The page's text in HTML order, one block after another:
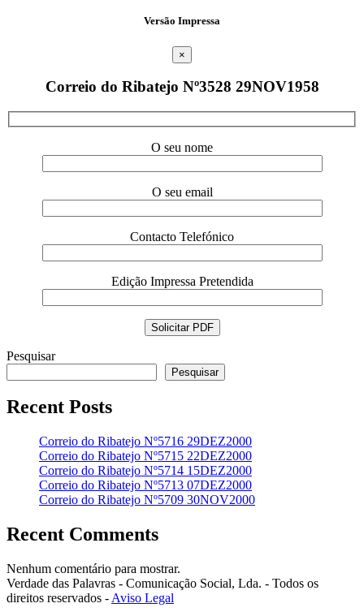
Versão Impressa
×
Correio do Ribatejo Nº3528 29NOV1958
O seu nome
O seu email
Contacto Telefónico
Edição Impressa Pretendida
Pesquisar
Pesquisar
Recent Posts
Correio do Ribatejo Nº5716 29DEZ2000
Correio do Ribatejo Nº5715 22DEZ2000
Correio do Ribatejo Nº5714 15DEZ2000
Correio do Ribatejo Nº5713 07DEZ2000
Correio do Ribatejo Nº5709 30NOV2000
Recent Comments
Nenhum comentário para mostrar.
Verdade das Palavras - Comunicação Social, Lda. - Todos os
direitos reservados - Aviso Legal